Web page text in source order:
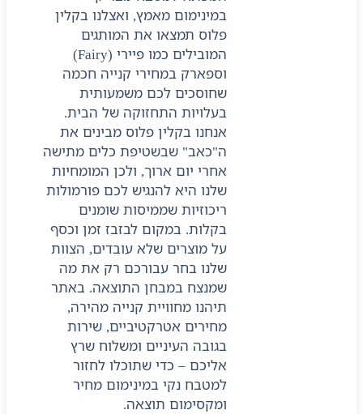
במינימום מאמץ, ואצלנו בקלין
פלוס תמצאו את המותגים
המובילים כמו פיירי (Fairy)
וספארק במחירי קנייה חכמה
שחוסכים לכם משמעותית
בעלויות התחזוקה של הבית.
אנחנו בקלין פלוס מבינים את
ה"כאב" שבשטיפת כלים מתישה
אחרי יום ארוך, ולכן המומחיות
שלנו היא להנגיש לכם פורמולות
ריכוזיות שממיסות שומנים
בקלות. במקום לבזבז זמן וכסף
על מוצרים שלא עובדים, הצוות
שלנו בחר עבורכם רק את מה
שמנצח במבחן התוצאה. באתר
תיהנו מחוויית קנייה מהירה,
מחירים אטרקטיביים, שירות
בגובה העיניים ומשלוח שרץ
אליכם – כדי שתוכלו לחזור
למטבח נקי במינימום מחיר
ומקסימום תוצאה.